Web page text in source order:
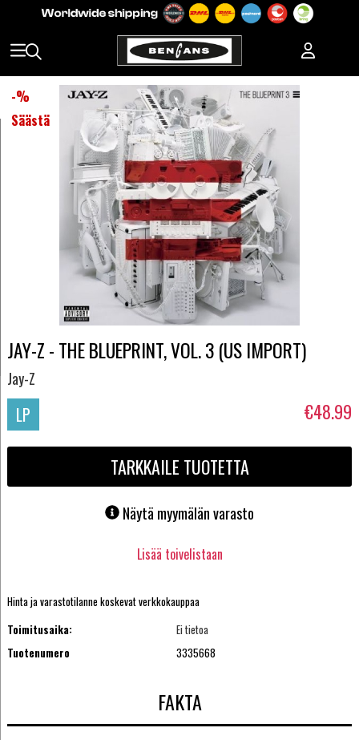
-%
Säästä
JAY-Z - THE BLUEPRINT, VOL. 3 (US IMPORT)
Jay-Z
LP €48.99
TARKKAILE TUOTETTA
Näytä myymälän varasto
Lisää toivelistaan
Hinta ja varastotilanne koskevat verkkokauppaa
Toimitusaika:
Ei tietoa
Tuotenumero
3335668
FAKTA